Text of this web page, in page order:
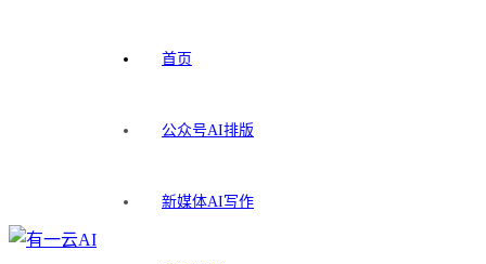
首页
公众号AI排版
新媒体AI写作